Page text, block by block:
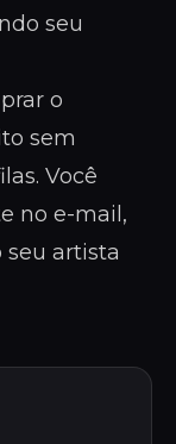
seu
o
sem
Você
no e-mail,
artista